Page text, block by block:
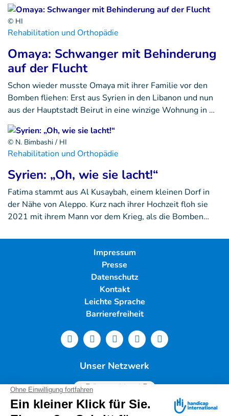
© HI
Rehabilitation und Orthopädie
Omaya: Schwanger mit Behinderung
auf der Flucht
Schon wieder musste Omaya mit ihrer Familie vor den
Bomben fliehen: Erst aus Syrien in den Libanon und nun
aus der Hauptstadt Beirut in eine winzige Wohnung in …
© N. Bimbashi / HI
Rehabilitation und Orthopädie
Syrien: „Oh, wie sie lacht!“
Fatima stammt aus Al Kusaybah, einem kleinen Dorf in
der Nähe von Aleppo. Kurz nach ihrer Hochzeit floh sie
2021 mit ihrem Mann vor dem Krieg, als die Bomben…
Impressum
Presse
Datenschutz
Kontakt
Leichte Sprache
Barrierefreiheit
Unser Netzwerk
Deutschland
Handicap International e.V. | Lindwurmstr. 101 | 80337